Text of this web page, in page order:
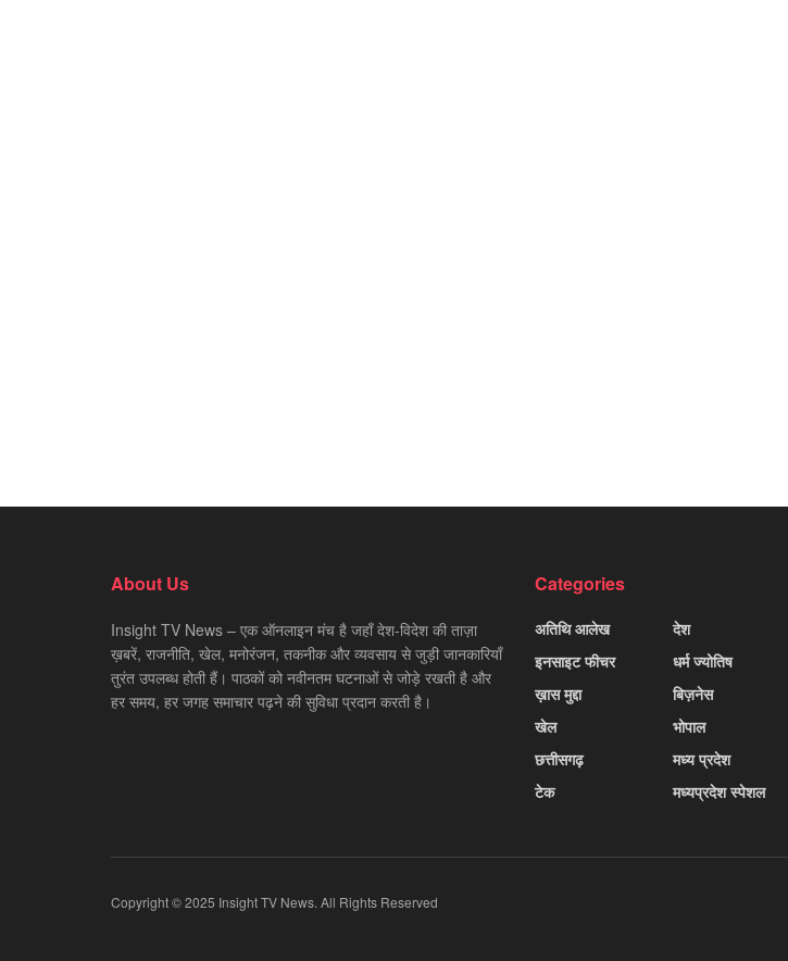
About Us
Insight TV News – एक ऑनलाइन मंच है जहाँ देश-विदेश की ताज़ा
ख़बरें, राजनीति, खेल, मनोरंजन, तकनीक और व्यवसाय से जुड़ी जानकारियाँ
तुरंत उपलब्ध होती हैं। पाठकों को नवीनतम घटनाओं से जोड़े रखती है और
हर समय, हर जगह समाचार पढ़ने की सुविधा प्रदान करती है।
Categories
अतिथि आलेख
इनसाइट फीचर
ख़ास मुद्दा
खेल
छत्तीसगढ़
टेक
देश
धर्म ज्योतिष
बिज़नेस
भोपाल
मध्य प्रदेश
मध्यप्रदेश स्पेशल
Copyright © 2025 Insight TV News. All Rights Reserved